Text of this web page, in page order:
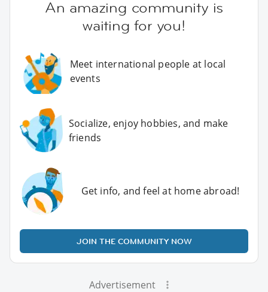
An amazing community is
waiting for you!
Meet international people at local
events
Socialize, enjoy hobbies, and make
friends
Get info, and feel at home abroad!
JOIN THE COMMUNITY NOW
Advertisement